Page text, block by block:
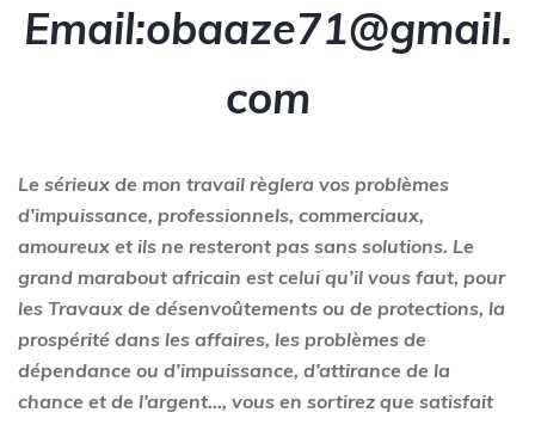
Email:obaaze71@gmail.
com
Le sérieux de mon travail règlera vos problèmes
d’impuissance, professionnels, commerciaux,
amoureux et ils ne resteront pas sans solutions. Le
grand marabout africain est celui qu’il vous faut, pour
les Travaux de désenvoûtements ou de protections, la
prospérité dans les affaires, les problèmes de
dépendance ou d’impuissance, d’attirance de la
chance et de l’argent…, vous en sortirez que satisfait